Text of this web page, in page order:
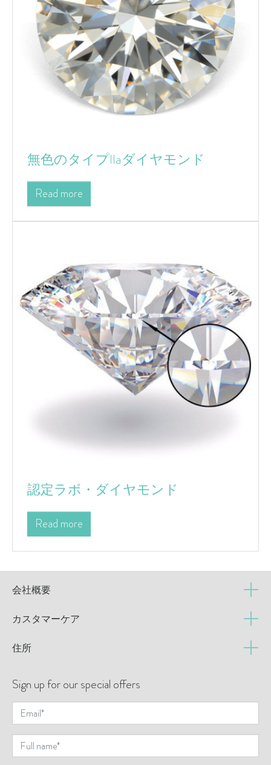
無色のタイプIIaダイヤモンド
Read more
認定ラボ・ダイヤモンド
Read more
会社概要
カスタマーケア
住所
Sign up for our special offers